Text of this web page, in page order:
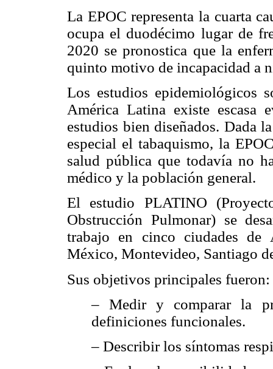
La EPOC representa la cuarta
ocupa el duodécimo lugar de
2020 se pronostica que la
quinto motivo de incapacidad a
Los estudios epidemiológicos
América Latina existe escasa
estudios bien diseñados. Dada
especial el tabaquismo, la
salud pública que todavía no
médico y la población general.
El estudio PLATINO
Obstrucción Pulmonar) se
trabajo en cinco ciudades de
México, Montevideo, Santiago
Sus objetivos principales fueron:
– Medir y comparar la
definiciones funcionales.
– Describir los síntomas